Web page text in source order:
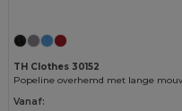
TH Clothes 30152
Vanaf: